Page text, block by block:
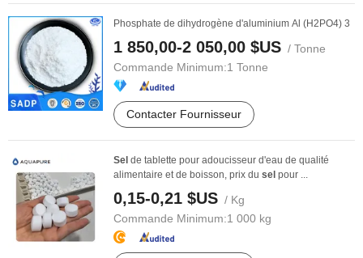
Phosphate de dihydrogène d'aluminium Al (H2PO4) 3
1 850,00-2 050,00 $US / Tonne
Commande Minimum:1 Tonne
Contacter Fournisseur
Sel de tablette pour adoucisseur d'eau de qualité
alimentaire et de boisson, prix du sel pour ...
0,15-0,21 $US / Kg
Commande Minimum:1 000 kg